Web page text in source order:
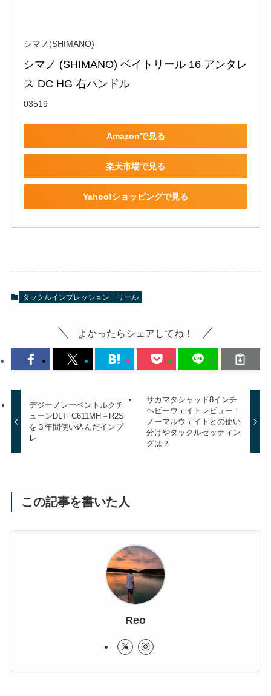
シマノ(SHIMANO)
シマノ (SHIMANO) ベイトリール 16 アンタレ
ス DC HG 右ハンドル
03519
Amazonで見る
楽天市場で見る
Yahoo!ショッピングで見る
タックルインプレッション リール
よかったらシェアしてね！
デジーノレーベントルクチ
ューンDLT−C611MH＋R2S
を３年間使い込んだインプ
レ
サカマタシャッド8インチ
ヘビーウェイトレビュー！
ノーマルウェイトとの使い
分けやタックルセッティン
グは？
この記事を書いた人
Reo